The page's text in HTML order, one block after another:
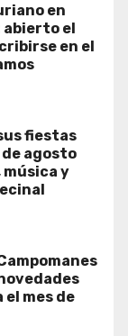
en
abierto el
en el
fiestas
agosto
y
mes de